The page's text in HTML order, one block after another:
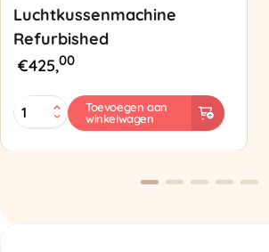
Luchtkussenmachine
Refurbished
€425,00
MINI
PAK'R
Toevoegen aan
winkelwagen